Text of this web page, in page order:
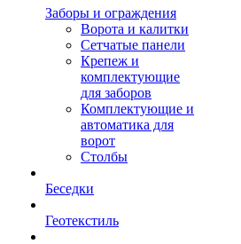
Заборы и ограждения
Ворота и калитки
Сетчатые панели
Крепеж и
комплектующие
для заборов
Комплектующие и
автоматика для
ворот
Столбы
Беседки
Геотекстиль